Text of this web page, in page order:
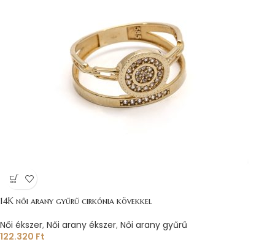
14K női arany gyűrű cirkónia kövekkel
Női ékszer, Női arany ékszer, Női arany gyűrű
122.320 Ft